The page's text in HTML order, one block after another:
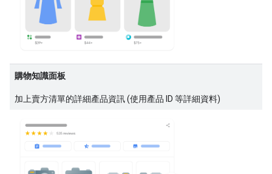
購物知識面板
加上賣方清單的詳細產品資訊 (使用產品 ID 等詳細資料)